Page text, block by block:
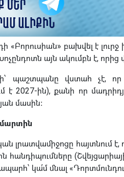
«Բորուսիան» բախվել է
այն ակումբն է,
պաշտպանը վստահ չէ, որ
է 2027-ին), քանի որ
մասին։
մարտին
լրատվամիջոցը հայտնում է,
հանդիպումները
կա՛մ մնալ